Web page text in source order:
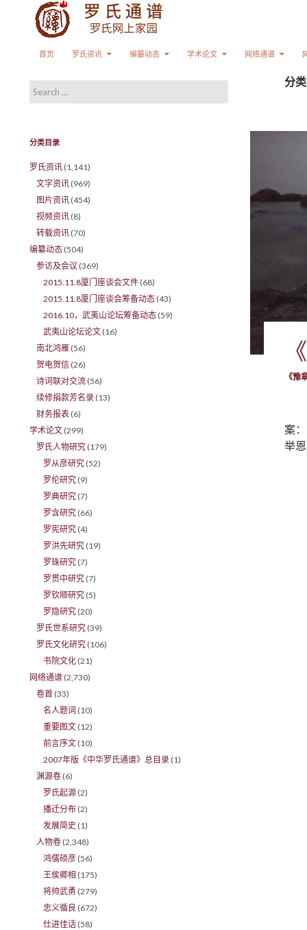
首页
罗氏资讯 编纂动态 学术论文 网络通谱
分
《豫
案
举
Search for:
分类目录
罗氏资讯 (1,141)
文字资讯 (969)
图片资讯 (454)
视频资讯 (8)
转载资讯 (70)
编纂动态 (504)
参访及会议 (369)
2015.11.8厦门座谈会文件 (68)
2015.11.8厦门座谈会筹备动态 (43)
2016.10，武夷山论坛筹备动态 (59)
武夷山论坛论文 (16)
南北鸿雁 (56)
贺电贺信 (26)
诗词联对交流 (56)
续修捐款芳名录 (13)
财务报表 (6)
学术论文 (299)
罗氏人物研究 (179)
罗从彦研究 (52)
罗伦研究 (9)
罗典研究 (7)
罗含研究 (66)
罗宪研究 (4)
罗洪先研究 (19)
罗珠研究 (7)
罗贯中研究 (7)
罗钦顺研究 (5)
罗隐研究 (20)
罗氏世系研究 (39)
罗氏文化研究 (106)
书院文化 (21)
网络通谱 (2,730)
卷首 (33)
名人题词 (10)
重要图文 (12)
前言序文 (10)
2007年版《中华罗氏通谱》总目录 (1)
渊源卷 (6)
罗氏起源 (2)
播迁分布 (2)
发展简史 (1)
人物卷 (2,348)
鸿儒硕彦 (56)
王侯卿相 (175)
将帅武勇 (279)
忠义循良 (672)
仕进佳话 (58)